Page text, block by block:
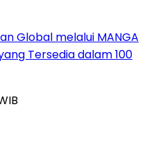
Global melalui MANGA
Tersedia dalam 100